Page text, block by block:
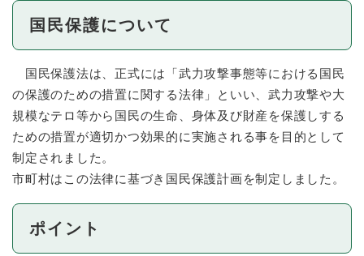
国民保護について
国民保護法は、正式には「武力攻撃事態等における国民
の保護のための措置に関する法律」といい、武力攻撃や大
規模なテロ等から国民の生命、身体及び財産を保護しする
ための措置が適切かつ効果的に実施される事を目的として
制定されました。
市町村はこの法律に基づき国民保護計画を制定しました。
ポイント